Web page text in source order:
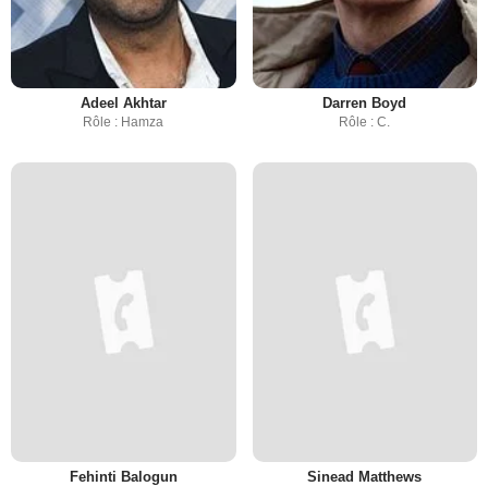
Adeel Akhtar
Rôle : Hamza
Darren Boyd
Rôle : C.
Fehinti Balogun Sinead Matthews